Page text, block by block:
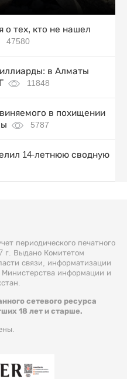
о тех, кто не нашел
47580
в Алматы
11848
в похищении
5787
14-летнюю сводную
периодического печатного
г. Выдано Комитетом
связи, информатизации
информации и
сетевого ресурса
18 лет и старше.